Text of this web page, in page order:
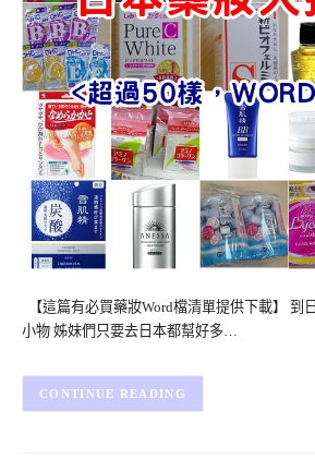
【這篇有必買藥妝Word檔清單提供下載】 到
小物 姊妹們只要去日本都幫好多…
CONTINUE READING